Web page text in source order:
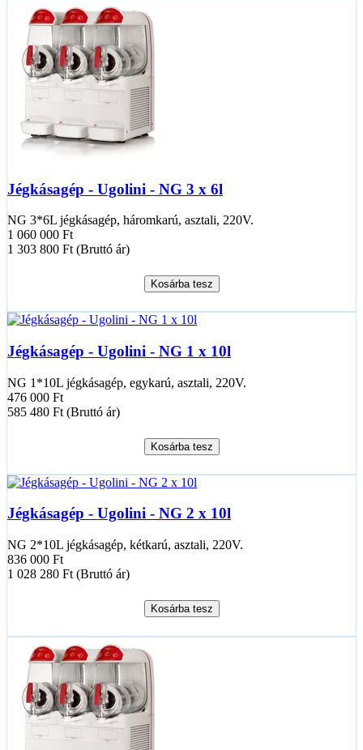
Jégkásagép - Ugolini - NG 3 x 6l
NG 3*6L jégkásagép, háromkarú, asztali, 220V.
1 060 000 Ft
1 303 800 Ft (Bruttó ár)
Kosárba tesz
Jégkásagép - Ugolini - NG 1 x 10l
NG 1*10L jégkásagép, egykarú, asztali, 220V.
476 000 Ft
585 480 Ft (Bruttó ár)
Kosárba tesz
Jégkásagép - Ugolini - NG 2 x 10l
NG 2*10L jégkásagép, kétkarú, asztali, 220V.
836 000 Ft
1 028 280 Ft (Bruttó ár)
Kosárba tesz